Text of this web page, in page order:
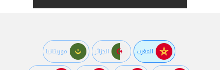
المغرب الجزائر موريتانيا